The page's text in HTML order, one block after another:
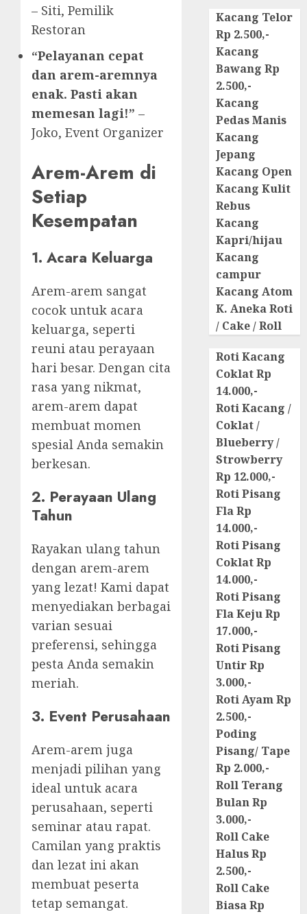
– Siti, Pemilik
Restoran
“Pelayanan cepat
dan arem-aremnya
enak. Pasti akan
memesan lagi!” –
Joko, Event Organizer
Arem-Arem di
Setiap
Kesempatan
1. Acara Keluarga
Arem-arem sangat
cocok untuk acara
keluarga, seperti
reuni atau perayaan
hari besar. Dengan cita
rasa yang nikmat,
arem-arem dapat
membuat momen
spesial Anda semakin
berkesan.
2. Perayaan Ulang
Tahun
Rayakan ulang tahun
dengan arem-arem
yang lezat! Kami dapat
menyediakan berbagai
varian sesuai
preferensi, sehingga
pesta Anda semakin
meriah.
3. Event Perusahaan
Arem-arem juga
menjadi pilihan yang
ideal untuk acara
perusahaan, seperti
seminar atau rapat.
Camilan yang praktis
dan lezat ini akan
membuat peserta
tetap semangat.
Kacang Telor
Rp 2.500,-
Kacang
Bawang Rp
2.500,-
Kacang
Pedas Manis
Kacang
Jepang
Kacang Open
Kacang Kulit
Rebus
Kacang
Kapri/hijau
Kacang
campur
Kacang Atom
K. Aneka Roti
/ Cake / Roll
Roti Kacang
Coklat Rp
14.000,-
Roti Kacang /
Coklat /
Blueberry /
Strowberry
Rp 12.000,-
Roti Pisang
Fla Rp
14.000,-
Roti Pisang
Coklat Rp
14.000,-
Roti Pisang
Fla Keju Rp
17.000,-
Roti Pisang
Untir Rp
3.000,-
Roti Ayam Rp
2.500,-
Poding
Pisang/ Tape
Rp 2.000,-
Roll Terang
Bulan Rp
3.000,-
Roll Cake
Halus Rp
2.500,-
Roll Cake
Biasa Rp